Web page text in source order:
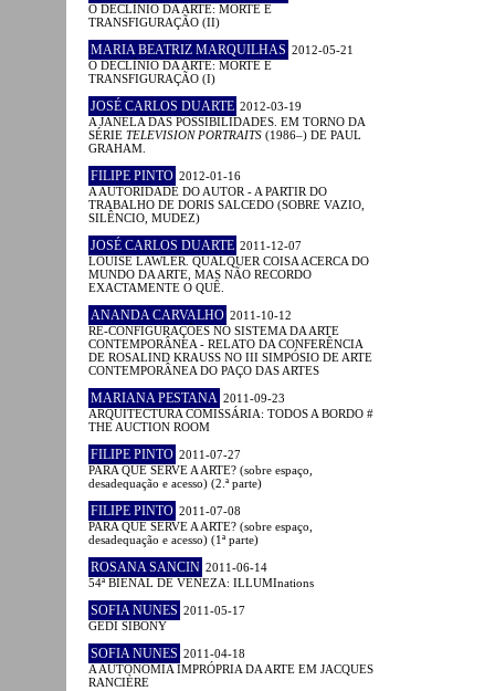
O DECLÍNIO DA ARTE: MORTE E
TRANSFIGURAÇÃO (II)
MARIA BEATRIZ MARQUILHAS 2012-05-21
O DECLÍNIO DA ARTE: MORTE E
TRANSFIGURAÇÃO (I)
JOSÉ CARLOS DUARTE 2012-03-19
A JANELA DAS POSSIBILIDADES. EM TORNO DA
SÉRIE TELEVISION PORTRAITS (1986–) DE PAUL
GRAHAM.
FILIPE PINTO 2012-01-16
A AUTORIDADE DO AUTOR - A PARTIR DO
TRABALHO DE DORIS SALCEDO (SOBRE VAZIO,
SILÊNCIO, MUDEZ)
JOSÉ CARLOS DUARTE 2011-12-07
LOUISE LAWLER. QUALQUER COISA ACERCA DO
MUNDO DA ARTE, MAS NÃO RECORDO
EXACTAMENTE O QUÊ.
ANANDA CARVALHO 2011-10-12
RE-CONFIGURAÇÕES NO SISTEMA DA ARTE
CONTEMPORÂNEA - RELATO DA CONFERÊNCIA
DE ROSALIND KRAUSS NO III SIMPÓSIO DE ARTE
CONTEMPORÂNEA DO PAÇO DAS ARTES
MARIANA PESTANA 2011-09-23
ARQUITECTURA COMISSÁRIA: TODOS A BORDO #
THE AUCTION ROOM
FILIPE PINTO 2011-07-27
PARA QUE SERVE A ARTE? (sobre espaço,
desadequação e acesso) (2.ª parte)
FILIPE PINTO 2011-07-08
PARA QUE SERVE A ARTE? (sobre espaço,
desadequação e acesso) (1ª parte)
ROSANA SANCIN 2011-06-14
54ª BIENAL DE VENEZA: ILLUMInations
SOFIA NUNES 2011-05-17
GEDI SIBONY
SOFIA NUNES 2011-04-18
A AUTONOMIA IMPRÓPRIA DA ARTE EM JACQUES
RANCIÈRE